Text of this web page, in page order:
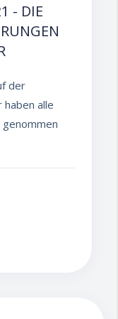
- DIE
der
alle